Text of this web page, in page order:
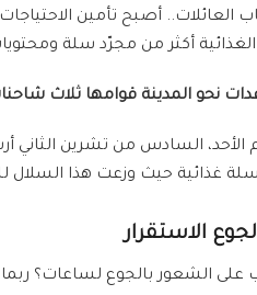
العائلات.. أصبح تأمين
أكثر من مجرّد سلة
نحو المدينة قوامها ثلاث
السادس من تشرين الثاني
وزعت هذا السلال للعائلات، مع كيس طحين و4ليتر زيت لكل عائلة، بالإضافة
الاستقرار
على الشعور بالجوع لساعات؟